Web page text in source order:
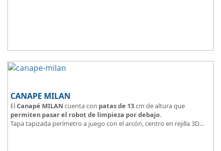
CANAPE MILAN
ElCanapé MILANcuenta con patas de 13cm de altura que
permiten pasar el robot de limpieza por debajo.
Tapa tapizada perímetro a juego con el arcón, centro en rejilla 3D